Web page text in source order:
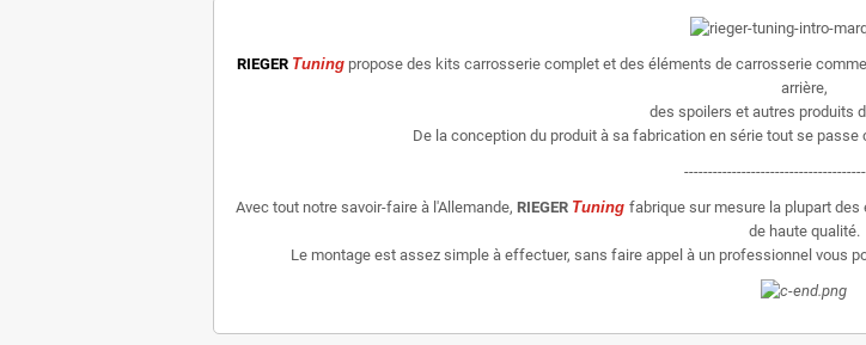
RIEGER Tuningpropose des kits carrosserie complet et des éléments de carrosserie
arrière,
des spoilers et autres produits
De la conception du produit à sa fabrication en série tout se passe
Avec tout notre savoir-faire à l'Allemande, RIEGER Tuning fabrique sur mesure la plupart
de haute qualité.
Le montage est assez simple à effectuer, sans faire appel à un professionnel vous